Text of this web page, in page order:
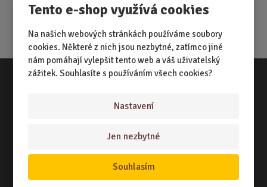
Tento e-shop využívá cookies
Na našich webových stránkách používáme soubory
cookies. Některé z nich jsou nezbytné, zatímco jiné
nám pomáhají vylepšit tento web a váš uživatelský
zážitek. Souhlasíte s používáním všech cookies?
Nastavení
Jen nezbytné
Souhlasím
Vše o nákupu
TERMÍNY ODESLÁNÍ ZBOŽÍ
ZPŮSOB DORUČENÍ